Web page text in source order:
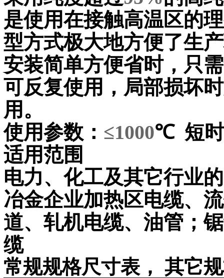
是使用在接触高温区的
型方式极大地方便了生
安装简单方便省时，只
可反复使用，局部损坏
用。
使用参数： ≤1000℃ 短
适用范围
电力、化工及其它行业
冶金企业加热区电缆、
道、轧机电缆、油管；
缆
常规规格尺寸表， 其它